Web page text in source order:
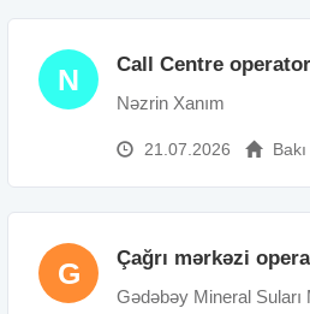
N Call Centre
Nəzrin Xanım
21.07.2026 Bakı
G Çağrı mərkəzi
Gədəbəy Mineral Suları